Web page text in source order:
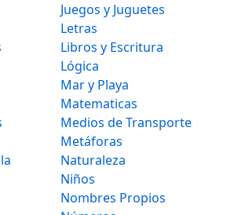
Juegos y Juguetes
Letras
Libros y Escritura
Lógica
Mar y Playa
Matematicas
Medios de Transporte
Metáforas
Naturaleza
Niños
Nombres Propios